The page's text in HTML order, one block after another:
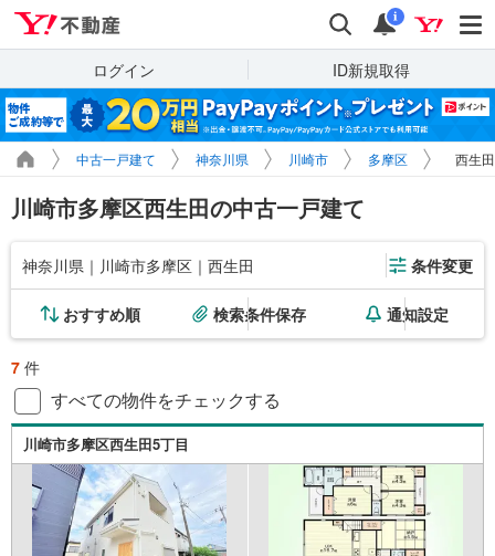
検索 通知
i
ログイン ID新規取得
中古一戸建て 神奈川県 川崎市 多摩区 西生
川崎市多摩区西生田の中古一戸建て
神奈川県｜川崎市多摩区｜西生田 条件変更
おすすめ順 検索条件保存 通知設定
7 件
すべての物件をチェックする
川崎市多摩区西生田5丁目